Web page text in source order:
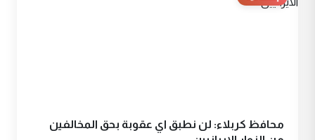
محافظ كربلاء: لن نطبق اي عقوبة بحق المخالفين